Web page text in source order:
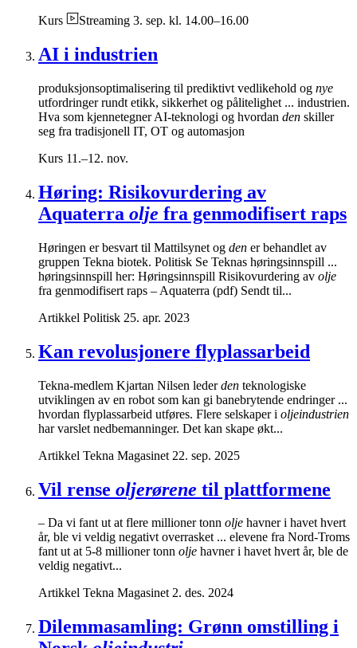
Kurs Streaming 3. sep. kl. 14.00–16.00
AI i industrien
produksjonsoptimalisering til prediktivt vedlikehold og nye
utfordringer rundt etikk, sikkerhet og pålitelighet ... industrien.
Hva som kjennetegner AI-teknologi og hvordan den skiller
seg fra tradisjonell IT, OT og automasjon
Kurs 11.–12. nov.
Høring: Risikovurdering av
Aquaterra olje fra genmodifisert raps
Høringen er besvart til Mattilsynet og den er behandlet av
gruppen Tekna biotek. Politisk Se Teknas høringsinnspill ...
høringsinnspill her: Høringsinnspill Risikovurdering av olje
fra genmodifisert raps – Aquaterra (pdf) Sendt til...
Artikkel Politisk 25. apr. 2023
Kan revolusjonere flyplassarbeid
Tekna-medlem Kjartan Nilsen lederden teknologiske
utviklingen av en robot som kan gi banebrytende endringer ...
hvordan flyplassarbeid utføres. Flere selskaper i oljeindustrien
har varslet nedbemanninger. Det kan skape økt...
Artikkel Tekna Magasinet 22. sep. 2025
Vil rense oljerørene til plattformene
– Da vi fant ut at flere millioner tonn olje havner i havet hvert
år, ble vi veldig negativt overrasket ... elevene fra Nord-Troms
fant ut at 5-8 millioner tonn olje havner i havet hvert år, ble de
veldig negativt...
Artikkel Tekna Magasinet 2. des. 2024
Dilemmasamling: Grønn omstilling i